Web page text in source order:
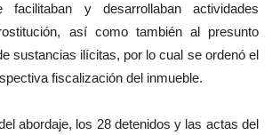
facilitaban y desarrollaban actividades
así como también al presunto
sustancias ilícitas, por lo cual se ordenó el
fiscalización del inmueble.
abordaje, los 28 detenidos y las actas del